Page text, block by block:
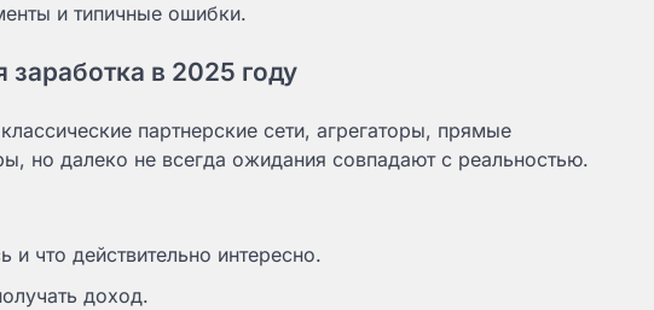
и типичные ошибки.
в 2025 году
партнерские сети, агрегаторы, прямые
но далеко не всегда ожидания совпадают с реальностью.
что действительно интересно.
доход.